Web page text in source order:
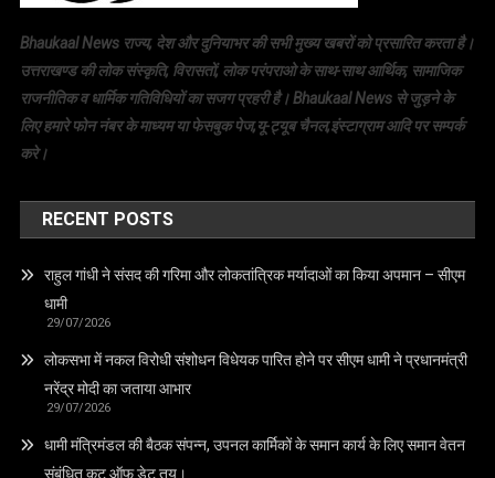
Bhaukaal News राज्य, देश और दुनियाभर की सभी मुख्य खबरों को प्रसारित करता है।
उत्तराखण्ड की लोक संस्कृति, विरासतों, लोक परंपराओ के साथ-साथ आर्थिक, सामाजिक
राजनीतिक व धार्मिक गतिविधियों का सजग प्रहरी है। Bhaukaal News से जुड़ने के
लिए हमारे फोन नंबर के माध्यम या फेसबुक पेज,यू-ट्यूब चैनल,इंस्टाग्राम आदि पर सम्पर्क
करे।
RECENT POSTS
राहुल गांधी ने संसद की गरिमा और लोकतांत्रिक मर्यादाओं का किया अपमान – सीएम
धामी
29/07/2026
लोकसभा में नकल विरोधी संशोधन विधेयक पारित होने पर सीएम धामी ने प्रधानमंत्री
नरेंद्र मोदी का जताया आभार
29/07/2026
धामी मंत्रिमंडल की बैठक संपन्न, उपनल कार्मिकों के समान कार्य के लिए समान वेतन
संबंधित कट ऑफ डेट तय।